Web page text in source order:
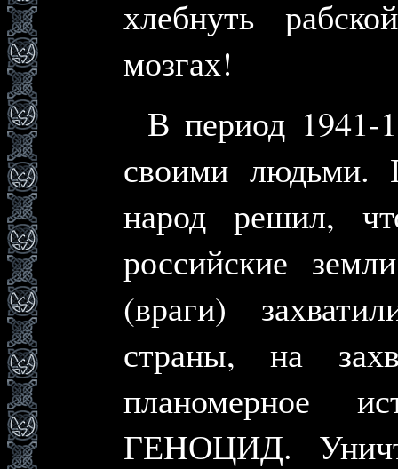
хлебнуть
мозгах!
В период 1941-
своими людьми.
народ решил,
российские
(враги)
страны, на
планомерное
ГЕHОЦИД.